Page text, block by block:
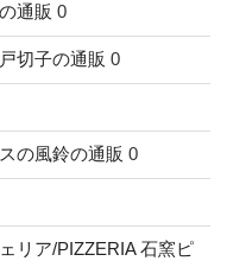
通販 0
切子の通販 0
の風鈴の通販 0
リア/PIZZERIA 石窯ピ